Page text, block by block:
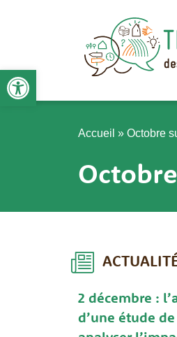
Ouvrir la barre d’outils
Accueil » Octobre
2 décembre :
d’une étude